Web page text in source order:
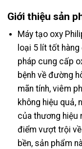
Giới thiệu sản
Máy tạo oxy
loại 5 lít tốt hàng
pháp cung cấp
bệnh về đường
mãn tính, viêm
không hiệu quả,
của thương hiệu
điểm vượt trội
bền, sản phẩm